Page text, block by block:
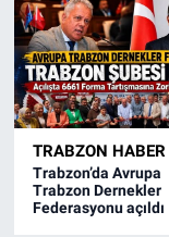
TRABZON HABER
Trabzon’da Avrupa
Trabzon Dernekler
Federasyonu açıldı